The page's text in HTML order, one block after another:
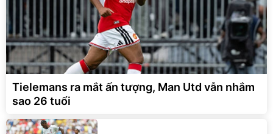
Tielemans ra mắt ấn tượng, Man Utd vẫn nhắm
sao 26 tuổi